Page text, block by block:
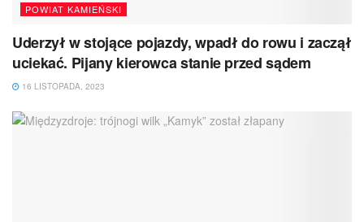
POWIAT KAMIEŃSKI
Uderzył w stojące pojazdy, wpadł do rowu i zaczął
uciekać. Pijany kierowca stanie przed sądem
16 LISTOPADA, 2023